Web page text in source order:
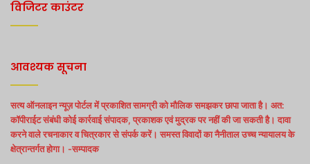
विजिटर काउंटर
आवश्यक सूचना
सत्य ऑनलाइन न्यूज़ पोर्टल में प्रकाशित सामग्री को मौलिक समझकर छापा जाता है। अत:
कॉपीराईट संबंधी कोई कार्रवाई संपादक, प्रकाशक एवं मुद्रक पर नहीं की जा सकती है। दावा
करने वाले रचनाकार व चित्रकार से संपर्क करें। समस्त विवादों का नैनीताल उच्च न्यायालय के
क्षेत्रान्तर्गत होगा। -सम्पादक